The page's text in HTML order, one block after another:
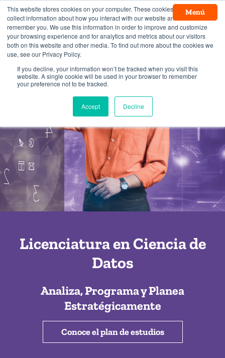
This website stores cookies on your computer. These cookies are used to
collect information about how you interact with our website and allow us to
remember you. We use this information in order to improve and customize
your browsing experience and for analytics and metrics about our visitors
both on this website and other media. To find out more about the cookies we
use, see our Privacy Policy.
If you decline, your information won’t be tracked when you visit this
website. A single cookie will be used in your browser to remember
your preference not to be tracked.
Accept Decline
Menú
Licenciatura en Ciencia de
Datos
Analiza, Programa y Planea
Estratégicamente
Conoce el plan de estudios